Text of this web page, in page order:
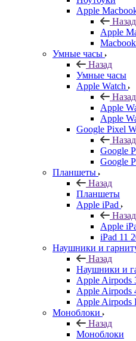
Apple
Назад
Apple
Умные часы
Назад
Умные часы
Apple Watch
Назад
Apple
Apple
Google Pixel
Назад
Google
Google
Планшеты
Назад
Планшеты
Apple iPad
Назад
Apple
iPad 11
Наушники и
Назад
Наушники и
Apple Airpods
Apple Airpods
Apple Airpods
Моноблоки
Назад
Моноблоки